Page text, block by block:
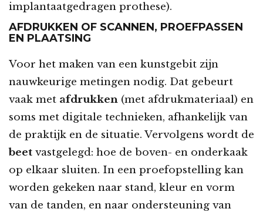
implantaatgedragen prothese).
AFDRUKKEN OF SCANNEN, PROEFPASSEN
EN PLAATSING
Voor het maken van een kunstgebit zijn
nauwkeurige metingen nodig. Dat gebeurt
vaak met afdrukken (met afdrukmateriaal) en
soms met digitale technieken, afhankelijk van
de praktijk en de situatie. Vervolgens wordt de
beet vastgelegd: hoe de boven- en onderkaak
op elkaar sluiten. In een proefopstelling kan
worden gekeken naar stand, kleur en vorm
van de tanden, en naar ondersteuning van